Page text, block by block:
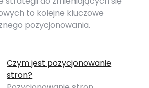
to kolejne kluczowe
pozycjonowania.
Czym jest pozycjonowanie
stron?